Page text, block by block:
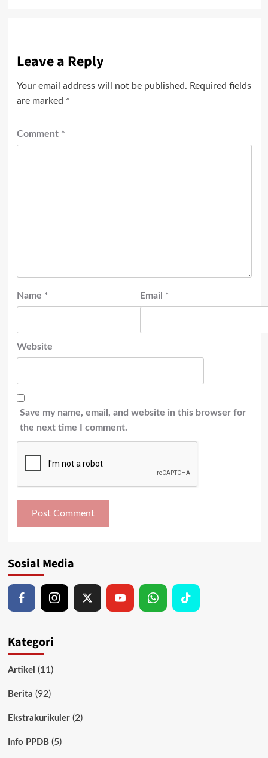
Leave a Reply
Your email address will not be published. Required fields
are marked *
Comment *
Name * Email *
Website
Save my name, email, and website in this browser for
the next time I comment.
Sosial Media
Kategori
Artikel (11)
Berita (92)
Ekstrakurikuler(2)
Info PPDB(5)